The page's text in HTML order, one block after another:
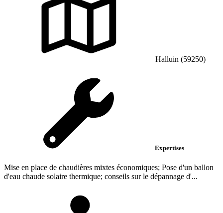
Halluin (59250)
Expertises
Mise en place de chaudières mixtes économiques; Pose d'un ballon
d'eau chaude solaire thermique; conseils sur le dépannage d'...